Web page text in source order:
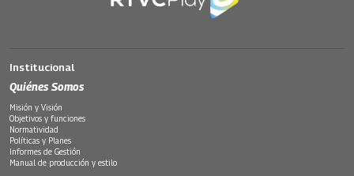
Institucional
Quiénes Somos
Misión y Visión
Objetivos y funciones
Normatividad
Políticas y Planes
Informes de Gestión
Manual de producción y estilo